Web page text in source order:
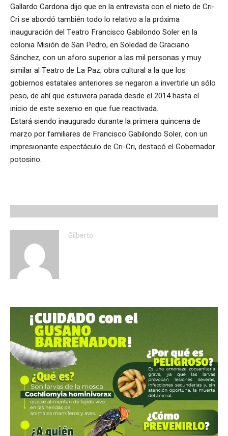
Gallardo Cardona dijo que en la entrevista con el nieto de Cri-
Cri se abordó también todo lo relativo a la próxima
inauguración del Teatro Francisco Gabilondo Soler en la
colonia Misión de San Pedro, en Soledad de Graciano
Sánchez, con un aforo superior a las mil personas y muy
similar al Teatro de La Paz; obra cultural a la que los
gobiernos estatales anteriores se negaron a invertirle un sólo
peso, de ahí que estuviera parada desde el 2014 hasta el
inicio de este sexenio en que fue reactivada.
Estará siendo inaugurado durante la primera quincena de
marzo por familiares de Francisco Gabilondo Soler, con un
impresionante espectáculo de Cri-Cri, destacó el Gobernador
potosino.
Gilberto